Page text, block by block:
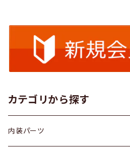
カテゴリから探す
内装パーツ